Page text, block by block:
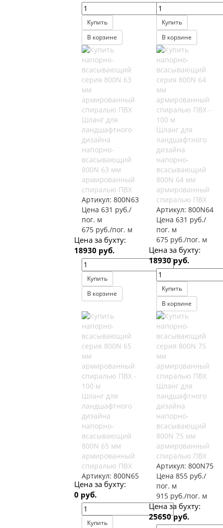
Купить
В корзине
Купить
В корзине
Шланг для
ландшафтного
дизайна
напорно-
всасывающий
800N 63 мм
армированный
спиралью ПВХ
Артикул:800N63
Цена 631 руб./
пог. м
675 руб./пог. м
Цена за бухту:
18930 руб.
Купить
В корзине
Шланг для
ландшафтного
дизайна
напорно-
всасывающий
800N 64 мм
армированный
спиралью ПВХ
Артикул: 800N64
Цена 631 руб./
пог. м
675 руб./пог. м
Цена за бухту:
18930 руб.
Купить
В корзине
Шланг для
ландшафтного
дизайна
напорно-
всасывающий
800N 65 мм
армированный
спиралью ПВХ
Артикул:800N65
Цена за бухту:
0 руб.
Купить
Шланг для
ландшафтного
дизайна
напорно-
всасывающий
800N 75 мм
армированный
спиралью ПВХ
Артикул: 800N75
Цена 855 руб./
пог. м
915 руб./пог. м
Цена за бухту:
25650 руб.